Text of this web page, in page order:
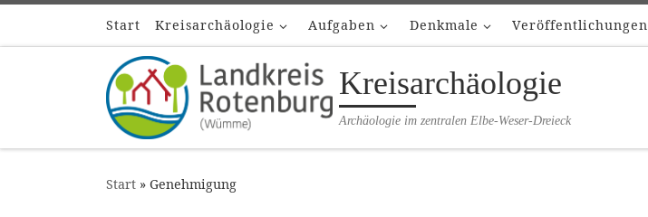
Zum Inhalt springen
Start Kreisarchäologie Aufgaben Denkmale Veröffentlichungen
Kreisarchäologie
Archäologie im zentralen Elbe-Weser-Dreieck
Start » Genehmigung